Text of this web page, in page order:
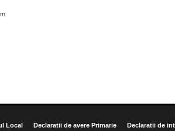
Local Declaratii de avere Primarie
Declaratii de